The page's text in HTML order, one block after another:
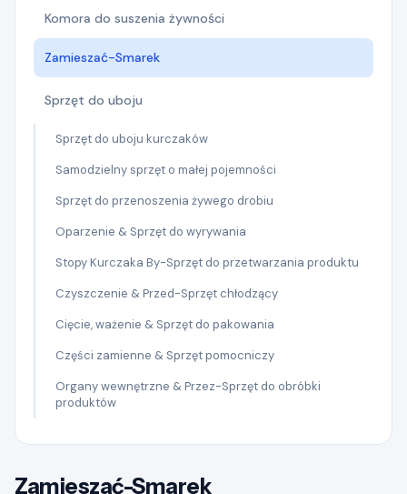
Komora do suszenia żywności
Zamieszać-Smarek
Sprzęt do uboju
Sprzęt do uboju kurczaków
Samodzielny sprzęt o małej pojemności
Sprzęt do przenoszenia żywego drobiu
Oparzenie & Sprzęt do wyrywania
Stopy Kurczaka By-Sprzęt do przetwarzania produktu
Czyszczenie & Przed-Sprzęt chłodzący
Cięcie, ważenie & Sprzęt do pakowania
Części zamienne & Sprzęt pomocniczy
Organy wewnętrzne & Przez-Sprzęt do obróbki
produktów
Zamieszać-Smarek